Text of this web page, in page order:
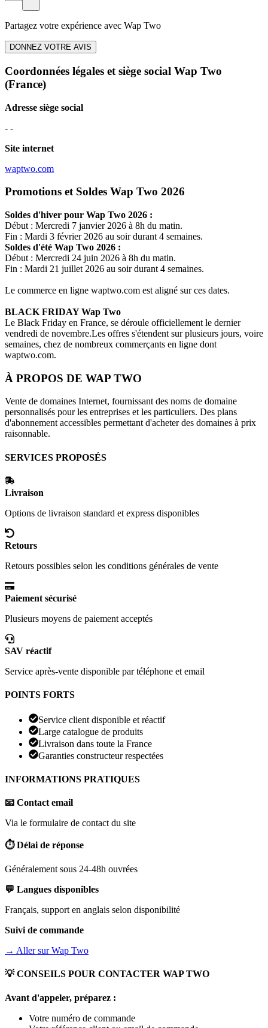
Partagez votre expérience avec Wap Two
DONNEZ VOTRE AVIS
Coordonnées légales et siège social Wap Two
(France)
Adresse siège social
- -
Site internet
waptwo.com
Promotions et Soldes Wap Two 2026
Soldes d'hiver pour Wap Two 2026 :
Début : Mercredi 7 janvier 2026 à 8h du matin.
Fin : Mardi 3 février 2026 au soir durant 4 semaines.
Soldes d'été Wap Two 2026 :
Début : Mercredi 24 juin 2026 à 8h du matin.
Fin : Mardi 21 juillet 2026 au soir durant 4 semaines.
Le commerce en ligne waptwo.com est aligné sur ces dates.
BLACK FRIDAYWap Two
Le Black Friday en France, se déroule officiellement le dernier
vendredi de novembre.Les offres s'étendent sur plusieurs jours, voire
semaines, chez de nombreux commerçants en ligne dont
waptwo.com.
À PROPOS DE WAP TWO
Vente de domaines Internet, fournissant des noms de domaine
personnalisés pour les entreprises et les particuliers. Des plans
d'abonnement accessibles permettant d'acheter des domaines à prix
raisonnable.
SERVICES PROPOSÉS
Livraison
Options de livraison standard et express disponibles
Retours
Retours possibles selon les conditions générales de vente
Paiement sécurisé
Plusieurs moyens de paiement acceptés
SAV réactif
Service après-vente disponible par téléphone et email
POINTS FORTS
Service client disponible et réactif
Large catalogue de produits
Livraison dans toute la France
Garanties constructeur respectées
INFORMATIONS PRATIQUES
📧 Contact email
Via le formulaire de contact du site
⏱️ Délai de réponse
Généralement sous 24-48h ouvrées
💬 Langues disponibles
Français, support en anglais selon disponibilité
Suivi de commande
→ Aller surWap Two
💡 CONSEILS POUR CONTACTER WAP TWO
Avant d'appeler, préparez :
Votre numéro de commande